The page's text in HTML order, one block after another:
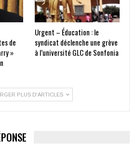
de
»
Urgent – Éducation : le
syndicat déclenche une grève
à l’université GLC de Sonfonia
PLUS D'ARTICLES